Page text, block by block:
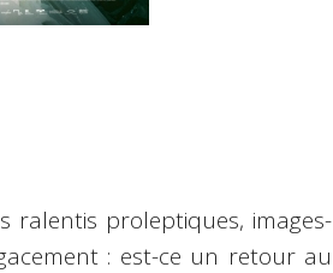
ralentis proleptiques, images-
: est-ce un retour au